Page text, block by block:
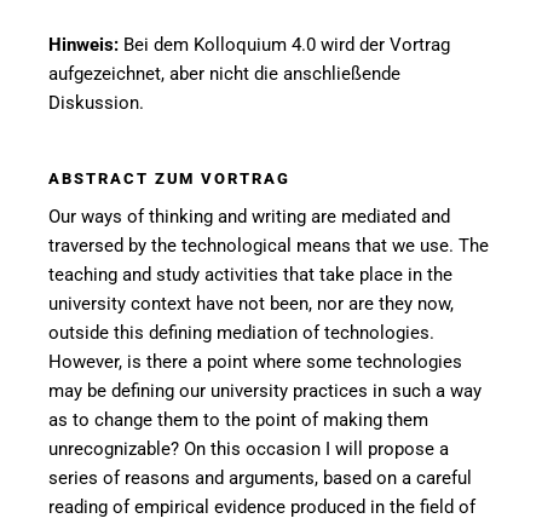
Hinweis: Bei dem Kolloquium 4.0 wird der Vortrag
aufgezeichnet, aber nicht die anschließende
Diskussion.
ABSTRACT ZUM VORTRAG
Our ways of thinking and writing are mediated and
traversed by the technological means that we use. The
teaching and study activities that take place in the
university context have not been, nor are they now,
outside this defining mediation of technologies.
However, is there a point where some technologies
may be defining our university practices in such a way
as to change them to the point of making them
unrecognizable? On this occasion I will propose a
series of reasons and arguments, based on a careful
reading of empirical evidence produced in the field of